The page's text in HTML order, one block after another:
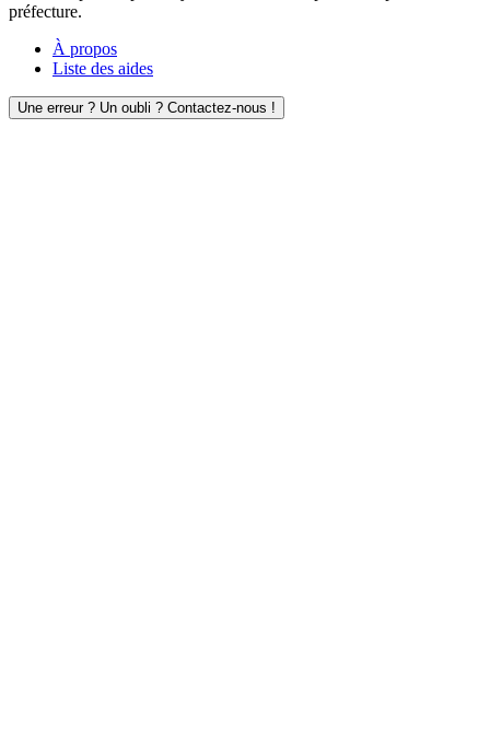
préfecture.
À propos
Liste des aides
Une erreur ? Un oubli ? Contactez-nous !